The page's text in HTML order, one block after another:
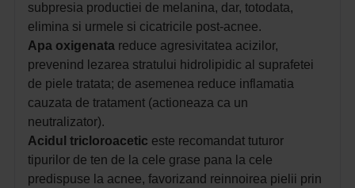
subpresia productiei de melanina, dar, totodata,
elimina si urmele si cicatricile post-acnee.
Apa oxigenata reduce agresivitatea acizilor,
prevenind lezarea stratului hidrolipidic al suprafetei
de piele tratata; d e asemenea reduce inflamatia
cauzata de tratament (actioneaza ca un
neutralizator).
Acidul tricloroacetic este recomandat tuturor
tipurilor de ten de la cele grase pana la cele
predispuse la acnee, favorizand reinnoirea pielii prin